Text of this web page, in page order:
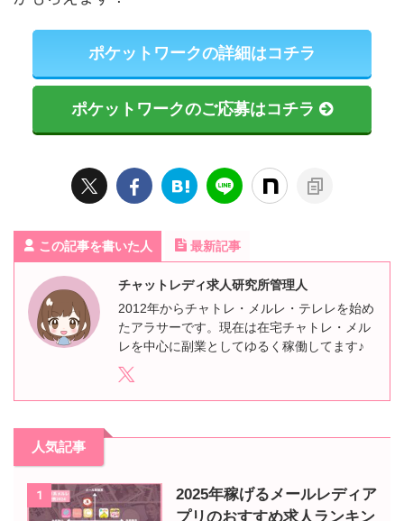
ポケットワークの詳細はコチラ
ポケットワークのご応募はコチラ
この記事を書いた人 最新記事
チャットレディ求人研究所管理人
2012年からチャトレ・メルレ・テレレを始め
たアラサーです。現在は在宅チャトレ・メル
レを中心に副業としてゆるく稼働してます♪
人気記事
1
2025年稼げるメールレディア
プリのおすすめ求人ランキン